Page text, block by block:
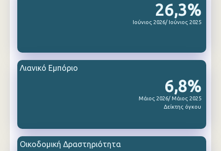
26,3%
Ιούνιος 2026/ Ιούνιος 2025
6,8%
Μάιος 2026/ Μάιος 2025
Δείκτης όγκου
Λιανικό Εμπόριο
Οικοδομική Δραστηριότητα